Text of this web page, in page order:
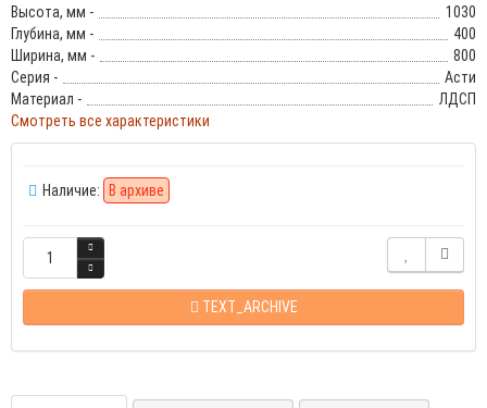
Высота, мм -
1030
Глубина, мм -
400
Ширина, мм -
800
Серия -
Асти
Материал -
ЛДСП
Смотреть все характеристики
Наличие: В архиве
TEXT_ARCHIVE